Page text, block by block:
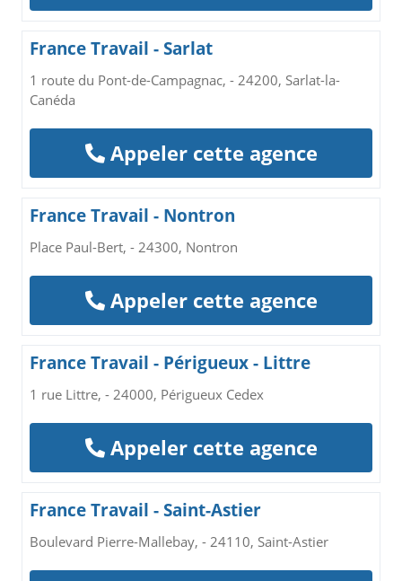
France Travail - Sarlat
1 route du Pont-de-Campagnac, - 24200, Sarlat-la-
Canéda
Appeler cette agence
France Travail - Nontron
Place Paul-Bert, - 24300, Nontron
Appeler cette agence
France Travail - Périgueux - Littre
1 rue Littre, - 24000, Périgueux Cedex
Appeler cette agence
France Travail - Saint-Astier
Boulevard Pierre-Mallebay, - 24110, Saint-Astier